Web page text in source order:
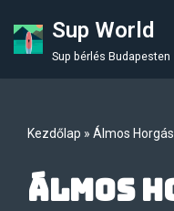
Skip
Sup World
Sup bérlés Budapesten
Kezdőlap » Álmos
Álmos